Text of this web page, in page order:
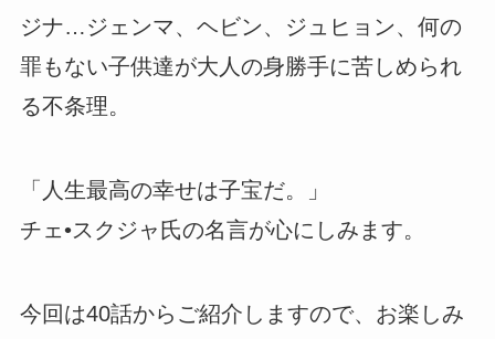
ジナ…ジェンマ、ヘビン、ジュヒョン、何の
罪もない子供達が大人の身勝手に苦しめられ
る不条理。
「人生最高の幸せは子宝だ。」
チェ•スクジャ氏の名言が心にしみます。
今回は40話からご紹介しますので、お楽しみ